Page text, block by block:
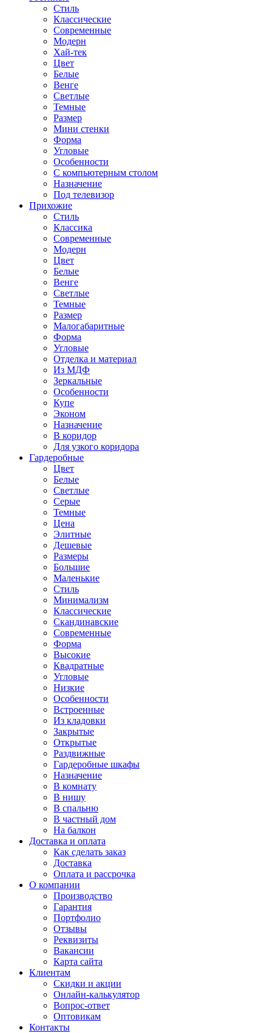
Стиль
Классические
Современные
Модерн
Хай-тек
Цвет
Белые
Венге
Светлые
Темные
Размер
Мини стенки
Форма
Угловые
Особенности
С компьютерным столом
Назначение
Под телевизор
Прихожие
Стиль
Классика
Современные
Модерн
Цвет
Белые
Венге
Светлые
Темные
Размер
Малогабаритные
Форма
Угловые
Отделка и материал
Из МДФ
Зеркальные
Особенности
Купе
Эконом
Назначение
В коридор
Для узкого коридора
Гардеробные
Цвет
Белые
Светлые
Серые
Темные
Цена
Элитные
Дешевые
Размеры
Большие
Маленькие
Стиль
Минимализм
Классические
Скандинавские
Современные
Форма
Высокие
Квадратные
Угловые
Низкие
Особенности
Встроенные
Из кладовки
Закрытые
Открытые
Раздвижные
Гардеробные шкафы
Назначение
В комнату
В нишу
В спальню
В частный дом
На балкон
Доставка и оплата
Как сделать заказ
Доставка
Оплата и рассрочка
О компании
Производство
Гарантия
Портфолио
Отзывы
Реквизиты
Вакансии
Карта сайта
Клиентам
Скидки и акции
Онлайн-калькулятор
Вопрос-ответ
Оптовикам
Контакты